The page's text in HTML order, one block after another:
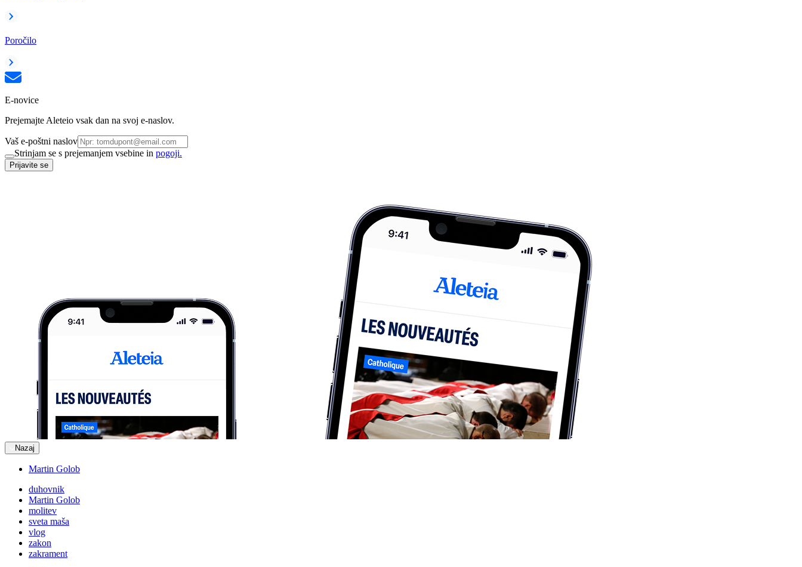
Poročilo
E-novice
Prejemajte Aleteio vsak dan na svoj e-naslov.
Vaš e-poštni naslov
Strinjam se s prejemanjem vsebine in pogoji.
Prijavite se
Nazaj
Martin Golob
duhovnik
Martin Golob
molitev
sveta maša
vlog
zakon
zakrament